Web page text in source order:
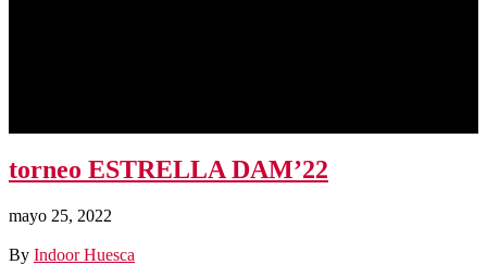
torneo ESTRELLA DAM’22
mayo 25, 2022
By Indoor Huesca